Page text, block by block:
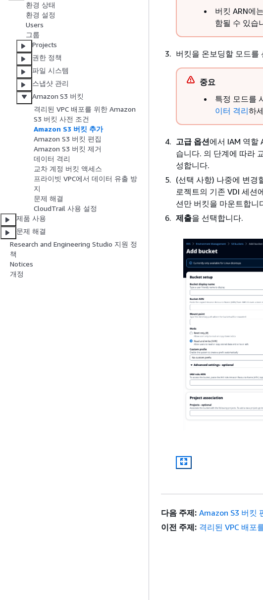
환경 상태
환경 설정
Users
그룹
Projects
권한 정책
파일 시스템
스냅샷 관리
Amazon S3 버킷
격리된 VPC 배포를 위한 Amazon
S3 버킷 사전 조건
Amazon S3 버킷 추가
Amazon S3 버킷 편집
Amazon S3 버킷 제거
데이터 격리
교차 계정 버킷 액세스
프라이빗 VPC에서 데이터 유출 방
지
문제 해결
CloudTrail 사용 설정
제품 사용
문제 해결
Research and Engineering Studio 지원 정
책
Notices
개정
버킷 ARN에
함될 수 있습
버킷을 온보딩할 모드를
중요
특정 모드를
이터 격리하
고급 옵션에서 IAM 역할
습니다. 의 단계에 따라
성합니다.
(선택 사항) 나중에 변경
로젝트의 기존 VDI 세션
션만 버킷을 마운트합니
제출을 선택합니다.
다음 주제: Amazon S3 버킷
이전 주제: 격리된 VPC 배포